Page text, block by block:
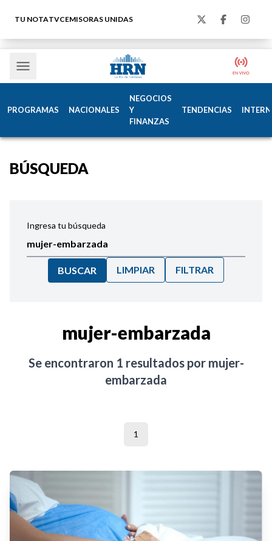
TU NOTATVCEMISORAS UNIDAS
PROGRAMAS NACIONALES
NEGOCIOS
Y
FINANZAS
TENDENCIAS
BÚSQUEDA
Ingresa tu búsqueda
BUSCAR LIMPIAR FILTRAR
mujer-embarzada
Se encontraron 1 resultados por mujer-
embarzada
1